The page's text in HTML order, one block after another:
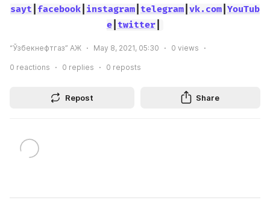
sayt facebook instagram telegram vk.com YouTub
e| twitter|
“Ўзбекнефтгаз” АЖ May 8, 2021, 05:30 0 views
0 reactions 0 replies 0 reposts
Repost Share